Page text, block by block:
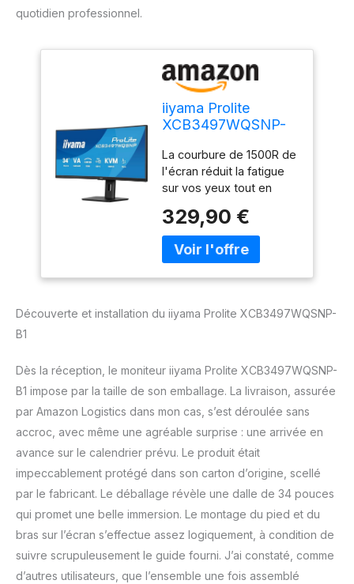
quotidien professionnel.
iiyama Prolite
XCB3497WQSNP-
UWQHD@120Hz,
0.4ms, 350cd,
FreeSync, HP,
DP/HDMI/USB-C,
USB HUB, 1xUSB-C
Dock (95W),
réglable en Hauteur,
i-Style Colour, TCO,
La courbure de 1500R de
l'écran réduit la fatigue
sur vos yeux tout en
visuelle réaliste. Il permet
un angle de vision
complet et plus naturel
résultat est une
la productivité et la
concentration, que ce
jeux, le divertissement,
l'édition ou plus encore.
La station d'accueil vous
permet de connecter
votre ordinateur portable
moniteur pour vous
assurer qu'il est chargé
et connecté à un réseau
filaire et que le signal de
329,90 €
Découverte et installation du iiyama Prolite XCB3497WQSNP-
B1
Dès la réception, le moniteur iiyama Prolite XCB3497WQSNP-
B1 impose par la taille de son emballage. La livraison, assurée
par Amazon Logistics dans mon cas, s’est déroulée sans
accroc, avec même une agréable surprise : une arrivée en
avance sur le calendrier prévu. Le produit était
impeccablement protégé dans son carton d’origine, scellé
par le fabricant. Le déballage révèle une dalle de 34 pouces
qui promet une belle immersion. Le montage du pied et du
bras sur l’écran s’effectue assez logiquement, à condition de
suivre scrupuleusement le guide fourni. J’ai constaté, comme
d’autres utilisateurs, que l’ensemble une fois assemblé